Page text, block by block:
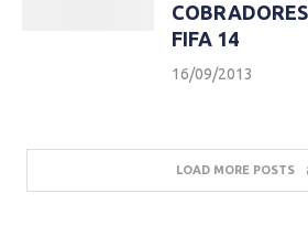
FIFA 14
16/09/2013
LOAD MORE POSTS